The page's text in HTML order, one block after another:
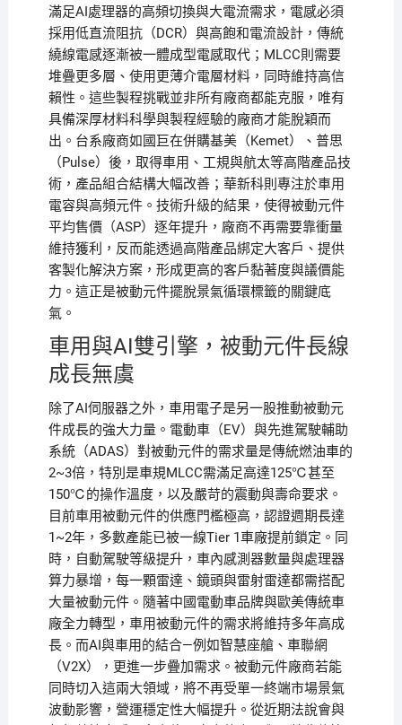
滿足AI處理器的高頻切換與大電流需求，電感必須
採用低直流阻抗（DCR）與高飽和電流設計，傳統
繞線電感逐漸被一體成型電感取代；MLCC則需要
堆疊更多層、使用更薄介電層材料，同時維持高信
賴性。這些製程挑戰並非所有廠商都能克服，唯有
具備深厚材料科學與製程經驗的廠商才能脫穎而
出。台系廠商如國巨在併購基美（Kemet）、普思
（Pulse）後，取得車用、工規與航太等高階產品技
術，產品組合結構大幅改善；華新科則專注於車用
電容與高頻元件。技術升級的結果，使得被動元件
平均售價（ASP）逐年提升，廠商不再需要靠衝量
維持獲利，反而能透過高階產品綁定大客戶、提供
客製化解決方案，形成更高的客戶黏著度與議價能
力。這正是被動元件擺脫景氣循環標籤的關鍵底
氣。
車用與AI雙引擎，被動元件長線
成長無虞
除了AI伺服器之外，車用電子是另一股推動被動元
件成長的強大力量。電動車（EV）與先進駕駛輔助
系統（ADAS）對被動元件的需求量是傳統燃油車的
2~3倍，特別是車規MLCC需滿足高達125℃甚至
150℃的操作溫度，以及嚴苛的震動與壽命要求。
目前車用被動元件的供應門檻極高，認證週期長達
1~2年，多數產能已被一線Tier 1車廠提前鎖定。同
時，自動駕駛等級提升，車內感測器數量與處理器
算力暴增，每一顆雷達、鏡頭與雷射雷達都需搭配
大量被動元件。隨著中國電動車品牌與歐美傳統車
廠全力轉型，車用被動元件的需求將維持多年高成
長。而AI與車用的結合—例如智慧座艙、車聯網
（V2X），更進一步疊加需求。被動元件廠商若能
同時切入這兩大領域，將不再受單一終端市場景氣
波動影響，營運穩定性大幅提升。從近期法說會與